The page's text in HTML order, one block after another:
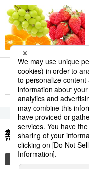
熱門關鍵詞
教育 住宅